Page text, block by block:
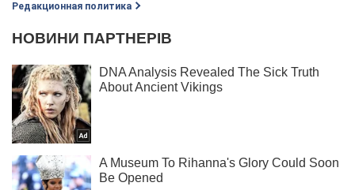
Редакционная политика